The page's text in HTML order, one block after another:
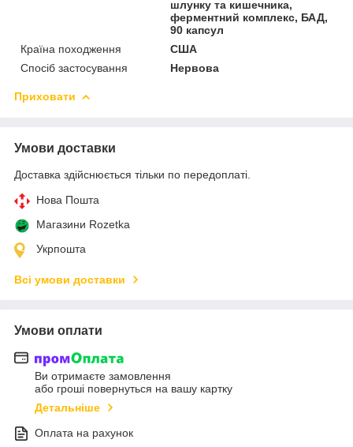
шлунку та кишечника,
ферментний комплекс, БАД,
90 капсул
Країна походження
США
Спосіб застосування
Нервова
Приховати
Умови доставки
Доставка здійснюється тільки по передоплаті.
Нова Пошта
Магазини Rozetka
Укрпошта
Всі умови доставки
Умови оплати
Ви отримаєте замовлення
або гроші повернуться на вашу картку
Детальніше
Оплата на рахунок